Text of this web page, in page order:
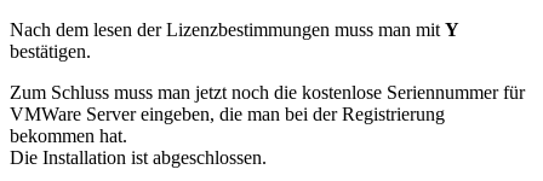
Nach dem lesen der Lizenzbestimmungen muss man mit Y
bestätigen.
Zum Schluss muss man jetzt noch die kostenlose Seriennummer für
VMWare Server eingeben, die man bei der Registrierung
bekommen hat.
Die Installation ist abgeschlossen.